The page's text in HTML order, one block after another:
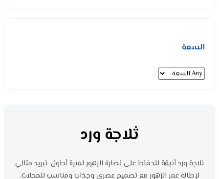
السعة
ثلاجة ورد
ثلاجة ورد أنيقة للحفاظ على نضارة الزهور لفترة أطول. تبريد مثالي
لإطالة عمر الزهور مع تصميم عصري وجذاب ومناسب للمحلات.